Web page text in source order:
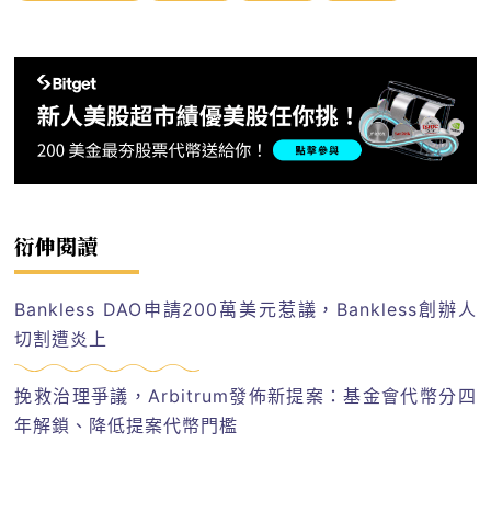
衍伸閱讀
Bankless DAO申請200萬美元惹議，Bankless創辦人
切割遭炎上
挽救治理爭議，Arbitrum發佈新提案：基金會代幣分四
年解鎖、降低提案代幣門檻